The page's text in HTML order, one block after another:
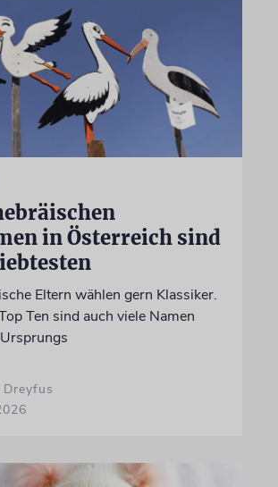
in Österreich sind
Eltern wählen gern Klassiker.
Ten sind auch viele Namen